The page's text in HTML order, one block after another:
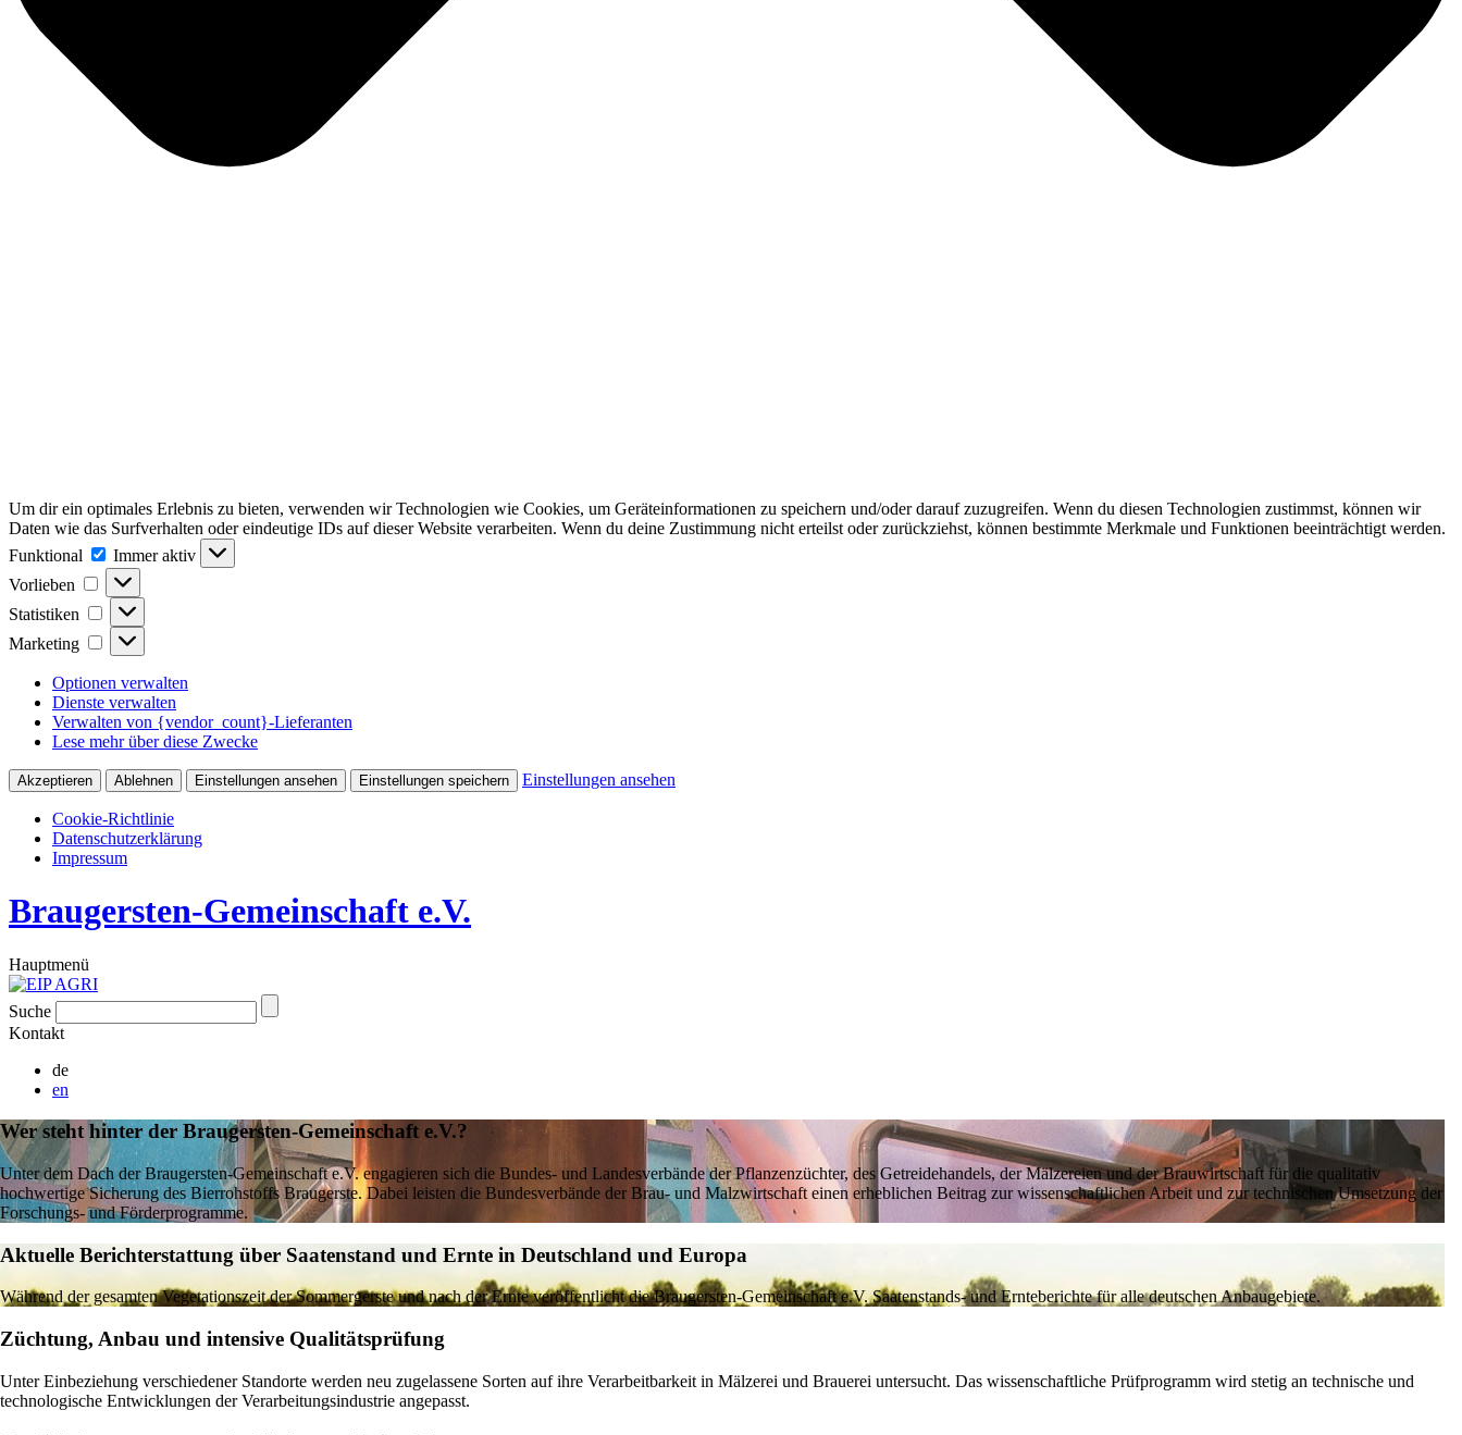
Um dir ein optimales Erlebnis zu bieten, verwenden wir Technologien wie Cookies, um Geräteinformationen zu speichern und/oder darauf zuzugreifen. Wenn du diesen Technologien zustimmst, können wir
Daten wie das Surfverhalten oder eindeutige IDs auf dieser Website verarbeiten. Wenn du deine Zustimmung nicht erteilst oder zurückziehst, können bestimmte Merkmale und Funktionen beeinträchtigt werden.
Funktional
Funktional
Immer aktiv
Vorlieben
Vorlieben
Statistiken Statistiken
Marketing Marketing
Optionen verwalten
Dienste verwalten
Verwalten von {vendor_count}-Lieferanten
Lese mehr über diese Zwecke
Akzeptieren Ablehnen Einstellungen ansehen Einstellungen speichern Einstellungen ansehen
Cookie-Richtlinie
Datenschutzerklärung
Impressum
Braugersten-Gemeinschaft e.V.
Hauptmenü
Suche
Kontakt
de
en
Wer steht hinter der Braugersten-Gemeinschaft e.V.?
Unter dem Dach der Braugersten-Gemeinschaft e.V. engagieren sich die Bundes- und Landesverbände der Pflanzenzüchter, des Getreidehandels, der Mälzereien und der Brauwirtschaft für die qualitativ
hochwertige Sicherung des Bierrohstoffs Braugerste. Dabei leisten die Bundesverbände der Brau- und Malzwirtschaft einen erheblichen Beitrag zur wissenschaftlichen Arbeit und zur technischen Umsetzung der
Forschungs- und Förderprogramme.
Aktuelle Berichterstattung über Saatenstand und Ernte in Deutschland und Europa
Während der gesamten Vegetationszeit der Sommergerste und nach der Ernte veröffentlicht die Braugersten-Gemeinschaft e.V. Saatenstands- und Ernteberichte für alle deutschen Anbaugebiete.
Züchtung, Anbau und intensive Qualitätsprüfung
Unter Einbeziehung verschiedener Standorte werden neu zugelassene Sorten auf ihre Verarbeitbarkeit in Mälzerei und Brauerei untersucht. Das wissenschaftliche Prüfprogramm wird stetig an technische und
technologische Entwicklungen der Verarbeitungsindustrie angepasst.